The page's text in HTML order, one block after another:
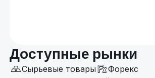
Доступные рынки
Сырьевые товары
Форекс